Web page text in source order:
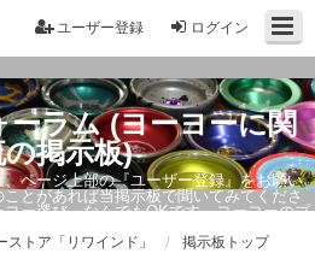
ログイン
ユーザー登録
ラム (ヨーヨーに関
掲示板)
ページ上部の『ユーザー登録』をお願い
とがあれば当掲示板で聞いてみてくださ
ー選び、なんでもOKです。ヨーヨーのプ
トア「リワインド」 掲示板トップ